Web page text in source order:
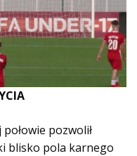
pozwolił
blisko pola karnego